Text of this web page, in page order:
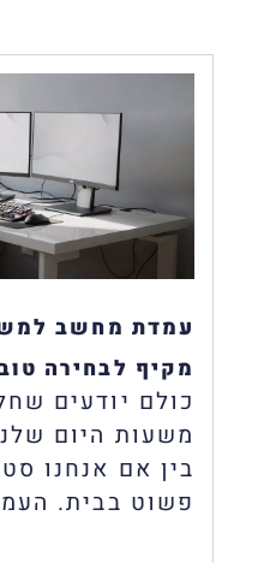
עמדת מחשב
מקיף לבחירה
כולם יודעים
משעות היום
בין אם אנחנו
פשוט בבית.